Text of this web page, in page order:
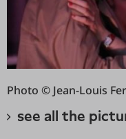
Photo © Jean-Louis
see all the